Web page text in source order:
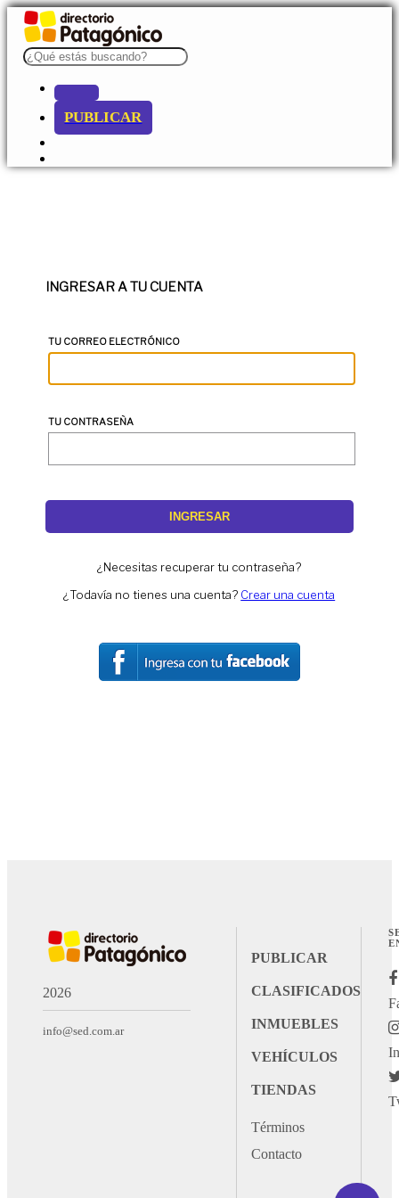
PUBLICAR
INGRESAR A TU CUENTA
TU CORREO ELECTRÓNICO
TU CONTRASEÑA
INGRESAR
¿Necesitas recuperar tu contraseña?
¿Todavía no tienes una cuenta? Crear una cuenta
2026
info@sed.com.ar
PUBLICAR
CLASIFICADOS
INMUEBLES
VEHÍCULOS
TIENDAS
Términos
Contacto